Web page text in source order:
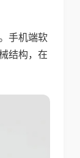
手机端软
结构，在